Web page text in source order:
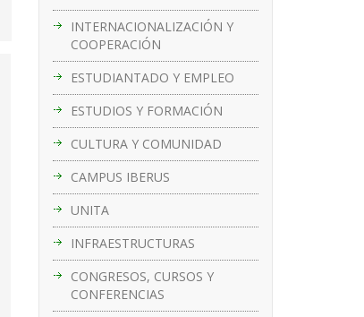
INTERNACIONALIZACIÓN Y
COOPERACIÓN
ESTUDIANTADO Y EMPLEO
ESTUDIOS Y FORMACIÓN
CULTURA Y COMUNIDAD
CAMPUS IBERUS
UNITA
INFRAESTRUCTURAS
CONGRESOS, CURSOS Y
CONFERENCIAS